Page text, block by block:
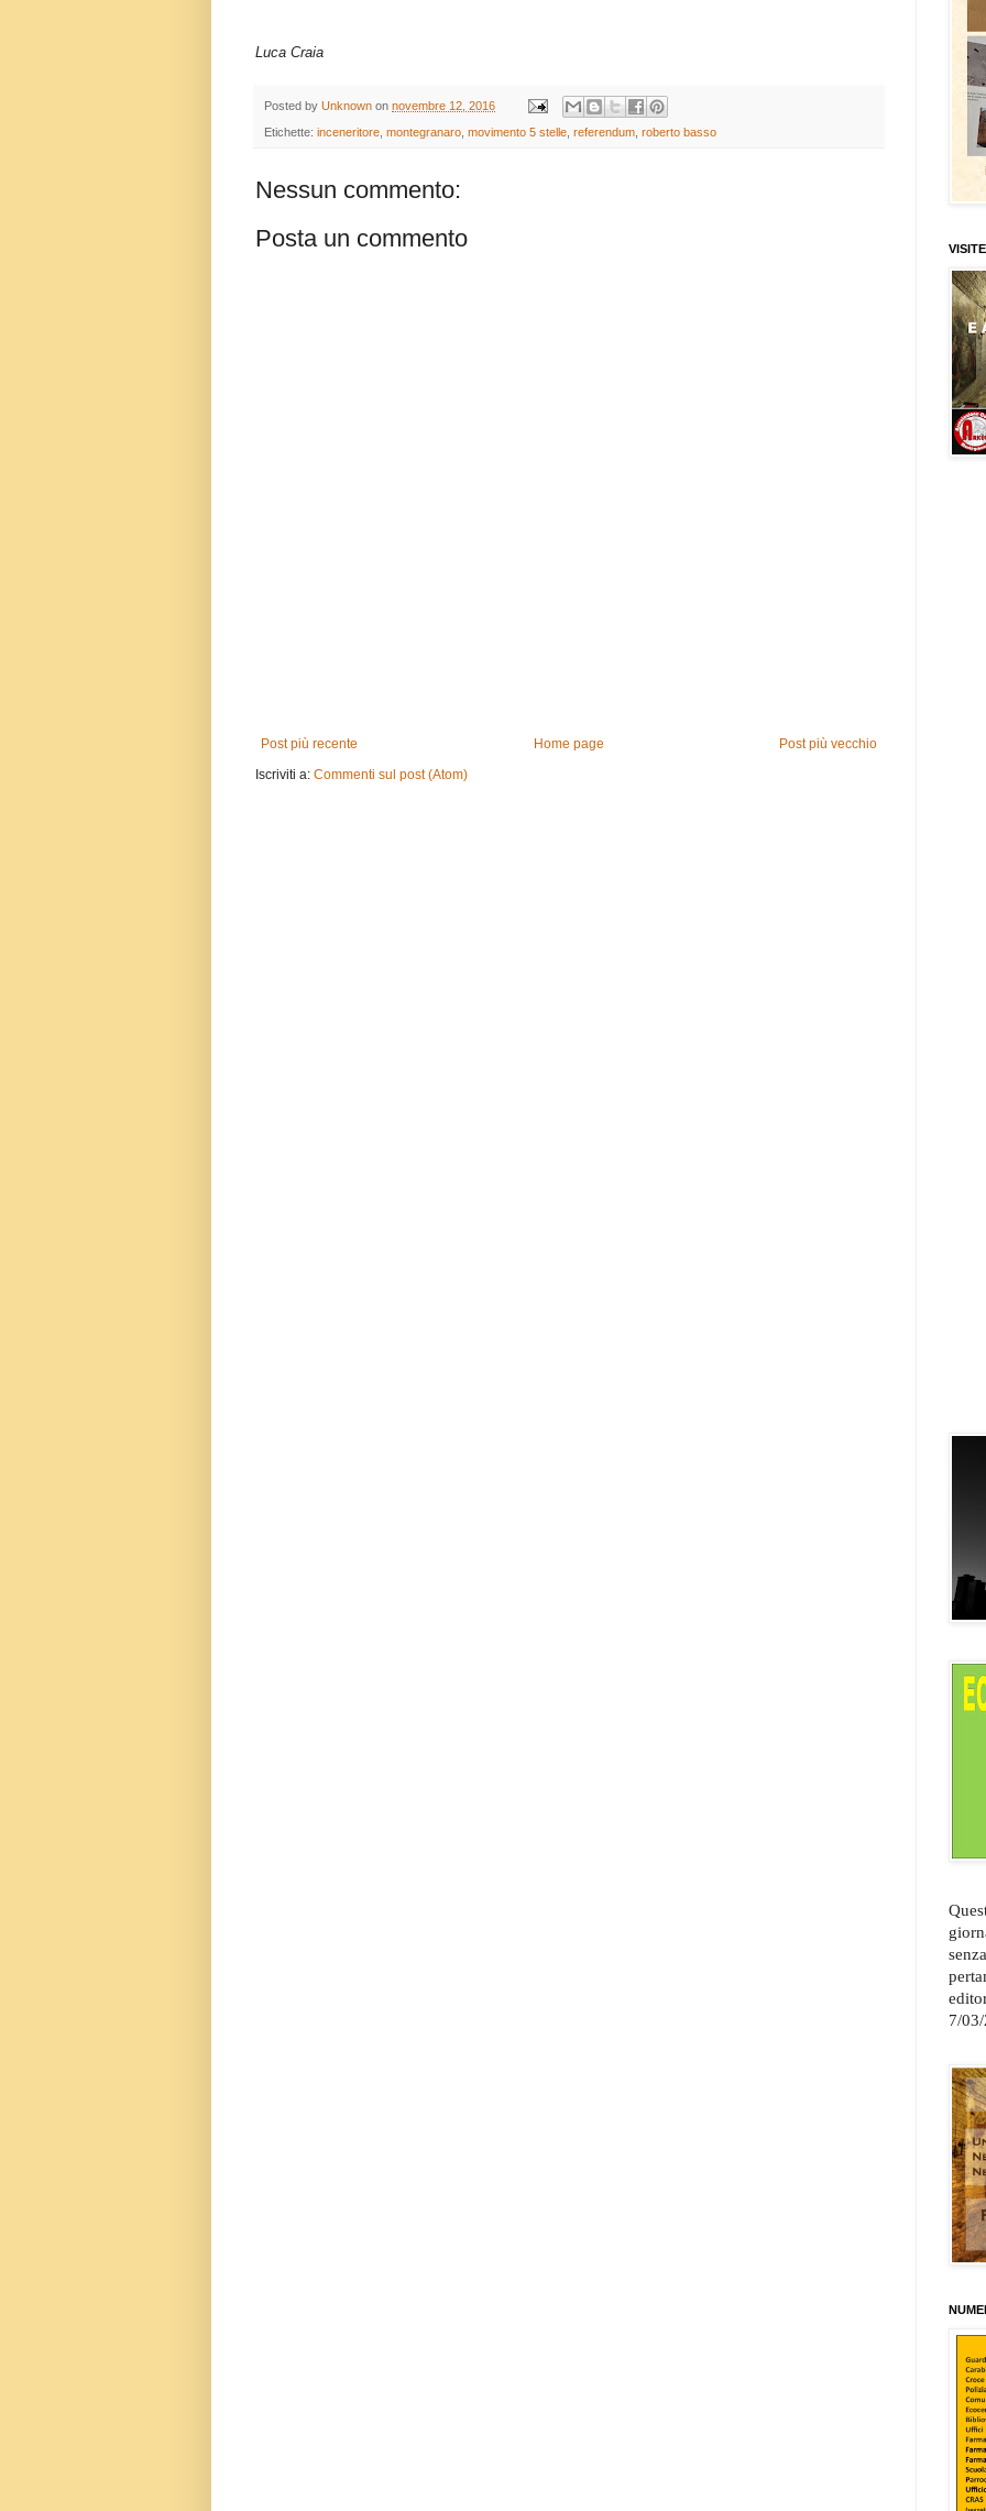
Luca Craia
Posted by Unknown on novembre 12, 2016
Etichette: inceneritore montegranaro movimento 5 stelle referendum roberto basso
Nessun commento:
Posta un commento
Post più recente Post più vecchio
Home page
Iscriviti a: Commenti sul post (Atom)
VISITE
7/